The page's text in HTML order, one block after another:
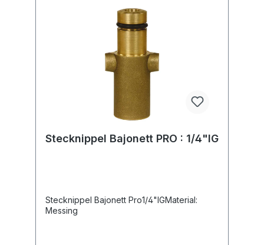
Stecknippel Bajonett PRO : 1/4"IG
Stecknippel Bajonett Pro1/4"IGMaterial:
Messing